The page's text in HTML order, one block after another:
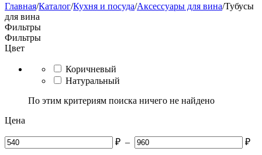
Главная/Каталог/Кухня и посуда/Аксессуары для вина/Тубусы
для вина
Фильтры
Фильтры
Цвет
Коричневый
Натуральный
По этим критериям поиска ничего не найдено
Цена
₽ – ₽